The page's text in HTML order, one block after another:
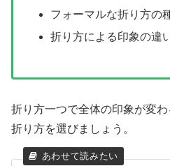
フォーマルな折り方の
折り方による印象の違
折り方一つで全体の印象が変
折り方を選びましょう。